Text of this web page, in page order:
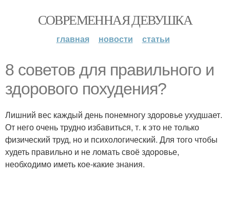
СОВРЕМЕННАЯ ДЕВУШКА
главная новости статьи
8 советов для правильного и
здорового похудения?
Лишний вес каждый день понемногу здоровье ухудшает.
От него очень трудно избавиться, т. к это не только
физический труд, но и психологический. Для того чтобы
худеть правильно и не ломать своё здоровье,
необходимо иметь кое-какие знания.